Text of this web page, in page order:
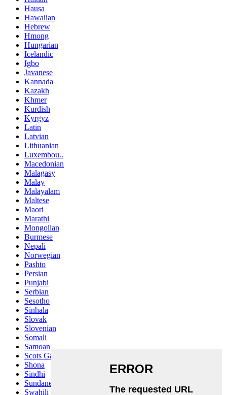
Hausa
Hawaiian
Hebrew
Hmong
Hungarian
Icelandic
Igbo
Javanese
Kannada
Kazakh
Khmer
Kurdish
Kyrgyz
Latin
Latvian
Lithuanian
Luxembou..
Macedonian
Malagasy
Malay
Malayalam
Maltese
Maori
Marathi
Mongolian
Burmese
Nepali
Norwegian
Pashto
Persian
Punjabi
Serbian
Sesotho
Sinhala
Slovak
Slovenian
Somali
Samoan
Scots Gaelic
Shona
Sindhi
Sundanese
Swahili